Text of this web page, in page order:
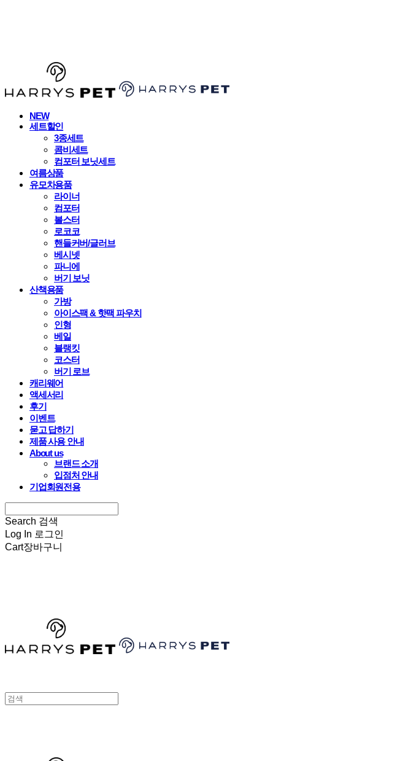
NEW
세트할인
3종세트
콤비세트
컴포터 보닛세트
여름상품
유모차용품
라이너
컴포터
볼스터
로코코
핸들커버/글러브
베시넷
파니에
버기 보닛
산책용품
가방
아이스팩 & 핫팩 파우치
인형
베일
블랭킷
코스터
버기 로브
캐리웨어
액세서리
후기
이벤트
묻고 답하기
제품 사용 안내
About us
브랜드 소개
입점처 안내
기업회원전용
Search 검색
Log In 로그인
Cart장바구니